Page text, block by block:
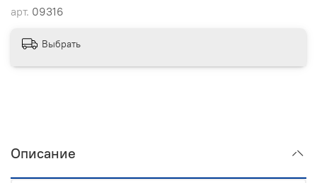
арт. 09316
Выбрать
Описание